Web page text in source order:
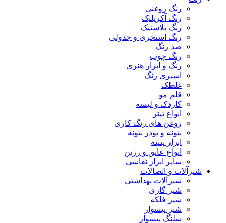
رنگ روغنی
رنگ آکریلیک
رنگ پلاستیک
رنگ استخری و جدولی
ضد زنگ
رنگ چوب
رنگ و ابزار هنری
اسپری رنگ
غلطک
قلم مو
کاردک و لیسه
انواع تینر
روغن های رنگ کاری
بتونه و پودر بتونه
ابزار پتینه
انواع عایق و رزین
سایر ابزار نقاشی
شیرآلات و اتصالات
شیرآلات بهداشتی
شیر گازی
شیر فلکه
شیر پیسوار
شلنگ پیسوار